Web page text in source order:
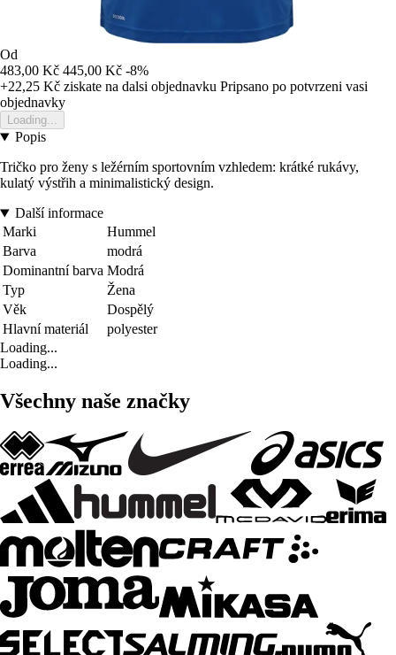
Od
483,00 Kč 445,00 Kč -8%
+22,25 Kč ziskate na dalsi objednavku Pripsano po potvrzeni vasi
objednavky
Loading...
Popis
Tričko pro ženy s ležérním sportovním vzhledem: krátké rukávy,
kulatý výstřih a minimalistický design.
Další informace
Marki
Hummel
Barva
modrá
Dominantní barva Modrá
Typ
Žena
Věk
Dospělý
Hlavní materiál
polyester
Loading...
Loading...
Všechny naše značky